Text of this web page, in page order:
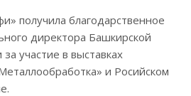
получила благодарственное
директора Башкирской
участие в выставках
и Росийском